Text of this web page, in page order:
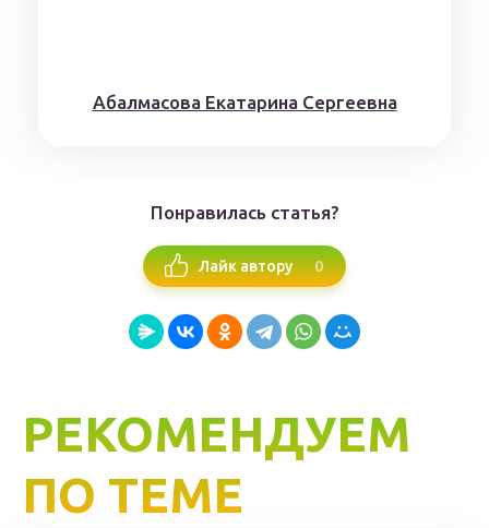
Aбaлмaсoвa Eкaтaринa Ceргeeвнa
Понравилась статья?
Лайк автору 0
РЕКОМЕНДУЕМ
ПО ТЕМЕ